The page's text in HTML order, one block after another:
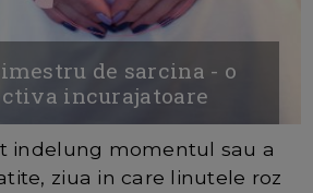
de sarcina - o
incurajatoare
indelung momentul sau a
ziua in care linutele roz